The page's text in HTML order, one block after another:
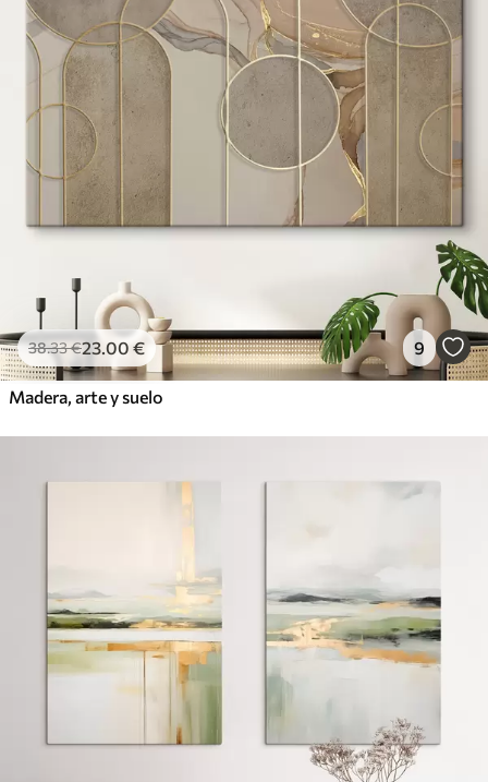
38.33€23.00 € 9
Madera, arte y suelo